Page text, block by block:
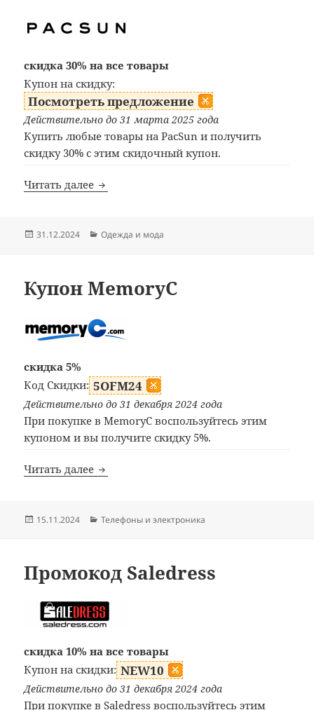
скидка 30% на все товары
Купон на скидку:
Посмотреть предложение
Действительно до 31 марта 2025 года
Купить любые товары на PacSun и получить
скидку 30% с этим скидочный купон.
Читать далее Промокод PacSun
Опубликовано
31.12.2024 Рубрики
Одежда и мода
Купон MemoryC
скидка 5%
Код Скидки: 5OFM24
Действительно до 31 декабря 2024 года
При покупке в MemoryC воспользуйтесь этим
купоном и вы получите скидку 5%.
Читать далее Купон MemoryC
Опубликовано
15.11.2024 Рубрики
Телефоны и электроника
Промокод Saledress
скидка 10% на все товары
Купон на скидки: NEW10
Действительно до 31 декабря 2024 года
При покупке в Saledress воспользуйтесь этим